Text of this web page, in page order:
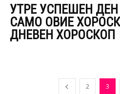
УТРЕ УСПЕШЕН
САМО ОВИЕ
ДНЕВЕН ХОРОСКОП
2 3